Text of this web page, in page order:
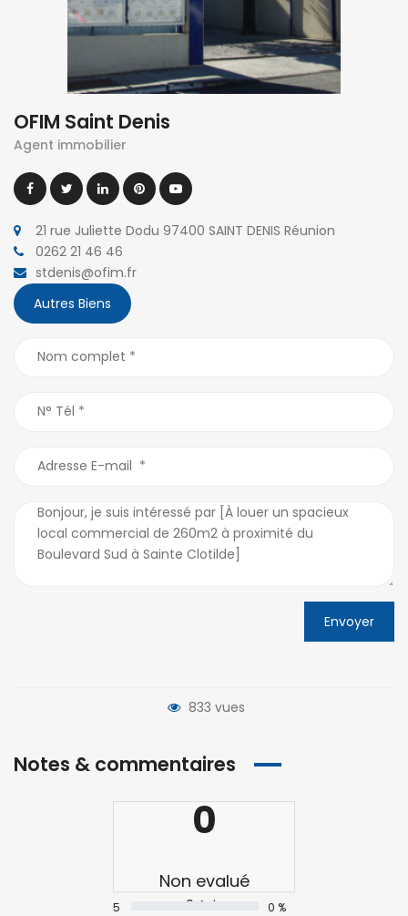
OFIM Saint Denis
Agent immobilier
21 rue Juliette Dodu 97400 SAINT DENIS Réunion
0262 21 46 46
stdenis@ofim.fr
Autres Biens
Envoyer
833 vues
Notes & commentaires
0
Non evalué
0 Avis
5
0 %